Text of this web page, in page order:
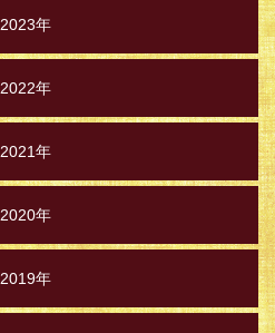
2023年
2022年
2021年
2020年
2019年